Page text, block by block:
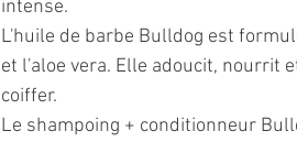
intense.
L'huile de barbe Bulldog est
et l'aloe vera. Elle adoucit, nourrit
coiffer.
Le shampoing + conditionneur